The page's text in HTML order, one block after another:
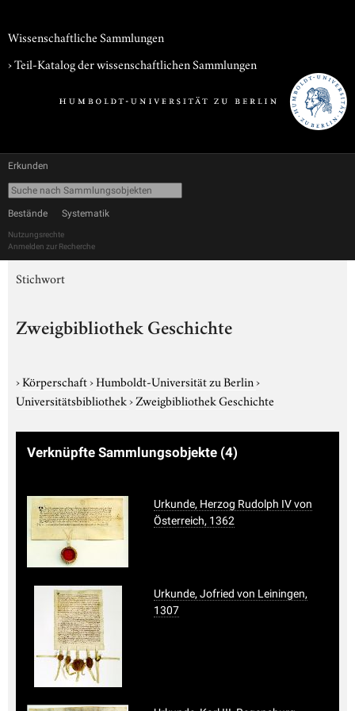
Wissenschaftliche Sammlungen
› Teil-Katalog der wissenschaftlichen Sammlungen
Erkunden
Bestände Systematik
Nutzungsrechte
Anmelden zur Recherche
Stichwort
Zweigbibliothek Geschichte
›Körperschaft›Humboldt-Universität zu Berlin›
Universitätsbibliothek›Zweigbibliothek Geschichte
Verknüpfte Sammlungsobjekte (4)
Urkunde, Herzog Rudolph IV von
Österreich, 1362
Urkunde, Jofried von Leiningen,
1307